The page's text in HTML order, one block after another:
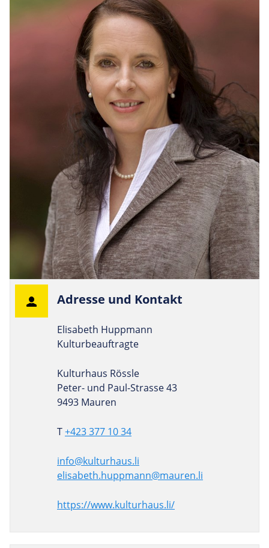
Adresse und Kontakt
Elisabeth Huppmann
Kulturbeauftragte
Kulturhaus Rössle
Peter- und Paul-Strasse 43
9493 Mauren
T+423 377 10 34
info@kulturhaus.li
elisabeth.huppmann@mauren.li
https://www.kulturhaus.li/